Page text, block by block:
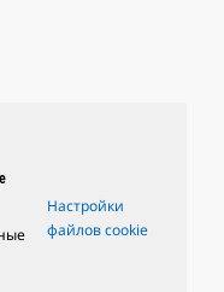
Настройки
файлов cookie